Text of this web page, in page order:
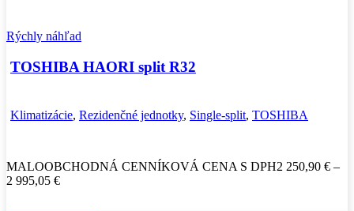
Rýchly náhľad
TOSHIBA HAORI split R32
Klimatizácie, Rezidenčné jednotky, Single-split, TOSHIBA
MALOOBCHODNÁ CENNÍKOVÁ CENA S DPH2 250,90 € –
2 995,05 €Price